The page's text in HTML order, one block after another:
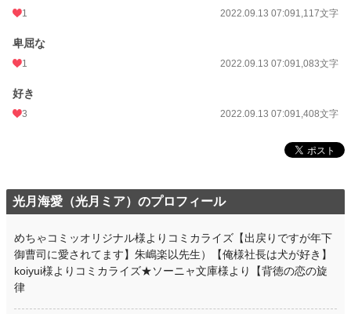
1 2022.09.13 07:091,117文字
卑屈な
1 2022.09.13 07:091,083文字
好き
3 2022.09.13 07:091,408文字
光月海愛（光月ミア）のプロフィール
めちゃコミッオリジナル様よりコミカライズ【出戻りですが年下
御曹司に愛されてます】朱嶋楽以先生）【俺様社長は犬が好き】
koiyui様よりコミカライズ★ソーニャ文庫様より【背徳の恋の旋
律